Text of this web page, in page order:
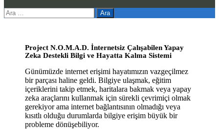
Arama:
Project N.O.M.A.D. İnternetsiz Çalışabilen Yapay
Zeka Destekli Bilgi ve Hayatta Kalma Sistemi
Günümüzde internet erişimi hayatımızın vazgeçilmez
bir parçası haline geldi. Bilgiye ulaşmak, eğitim
içeriklerini takip etmek, haritalara bakmak veya yapay
zeka araçlarını kullanmak için sürekli çevrimiçi olmak
gerekiyor ama internet bağlantısının olmadığı veya
kısıtlı olduğu durumlarda bilgiye erişim büyük bir
probleme dönüşebiliyor.